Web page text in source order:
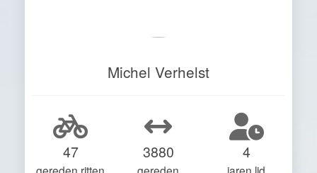
Michel Verhelst
47 3880 4